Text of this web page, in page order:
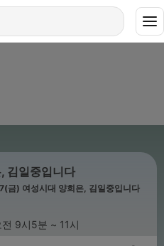
김일중입니다
) 여성시대 양희은, 김일중입니다
9시5분 ~ 11시